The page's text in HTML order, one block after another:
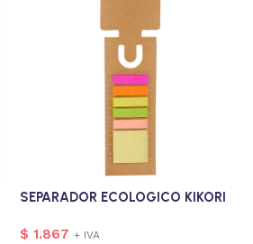
SEPARADOR ECOLOGICO KIKORI
$ 1.867 + IVA